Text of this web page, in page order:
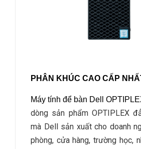
PHÂN KHÚC CAO CẤP
Máy tính để bàn Dell
dòng sản phẩm OPTIPLEX
mà Dell sản xuất cho doanh
phòng, cửa hàng, trường học,